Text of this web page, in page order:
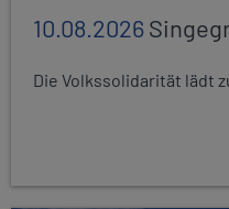
10.08.2026
Die Volkssolidarität lädt